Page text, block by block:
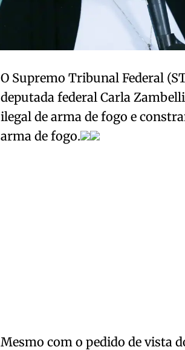
O Supremo Tribunal Federal
deputada federal Carla
ilegal de arma de fogo e
arma de fogo.
Mesmo com o pedido de vista